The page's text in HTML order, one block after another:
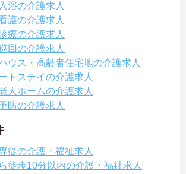
浴の介護求人
護の介護求人
療の介護求人
回の介護求人
ウス・高齢者住宅地の介護求人
トステイの介護求人
人ホームの介護求人
防の介護求人
従の介護・福祉求人
徒歩10分以内の介護・福祉求人